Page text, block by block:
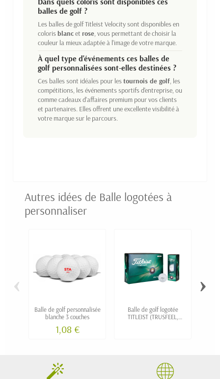
balles de golf ?
Les balles de golf Titleist Velocity sont disponibles en
colorisblancet rose, vous permettant de choisir la
couleur la mieux adaptée à l'image de votre marque.
À quel type d'événements ces balles de
golf personnalisées sont-elles destinées ?
Ces balles sont idéales pour lestournois de golf, les
compétitions, les événements sportifs d'entreprise, ou
comme cadeaux d'affaires premium pour vos clients
et partenaires. Elles offrent une excellente visibilité à
votre marque sur le parcours.
Autres idées de Balle logotées à
personnaliser
Balle de golf personnalisée
blanche 3 couches
1,08 €
Balle de golf logotée
TITLEIST (TRUSFEEL,
‹ ›